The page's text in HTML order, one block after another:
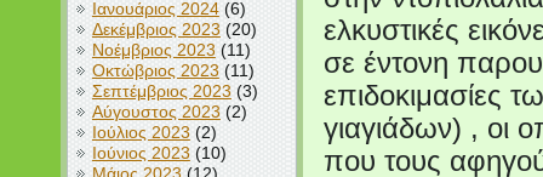
Ιανουάριος 2024(6)
Δεκέμβριος 2023 (20)
Νοέμβριος 2023 (11)
Οκτώβριος 2023(11)
Σεπτέμβριος 2023 (3)
Αύγουστος 2023 (2)
Ιούλιος 2023(2)
Ιούνιος 2023(10)
ελκυστικές
σε έντονη
επιδοκιμασίες
γιαγιάδων) , οι
που τους